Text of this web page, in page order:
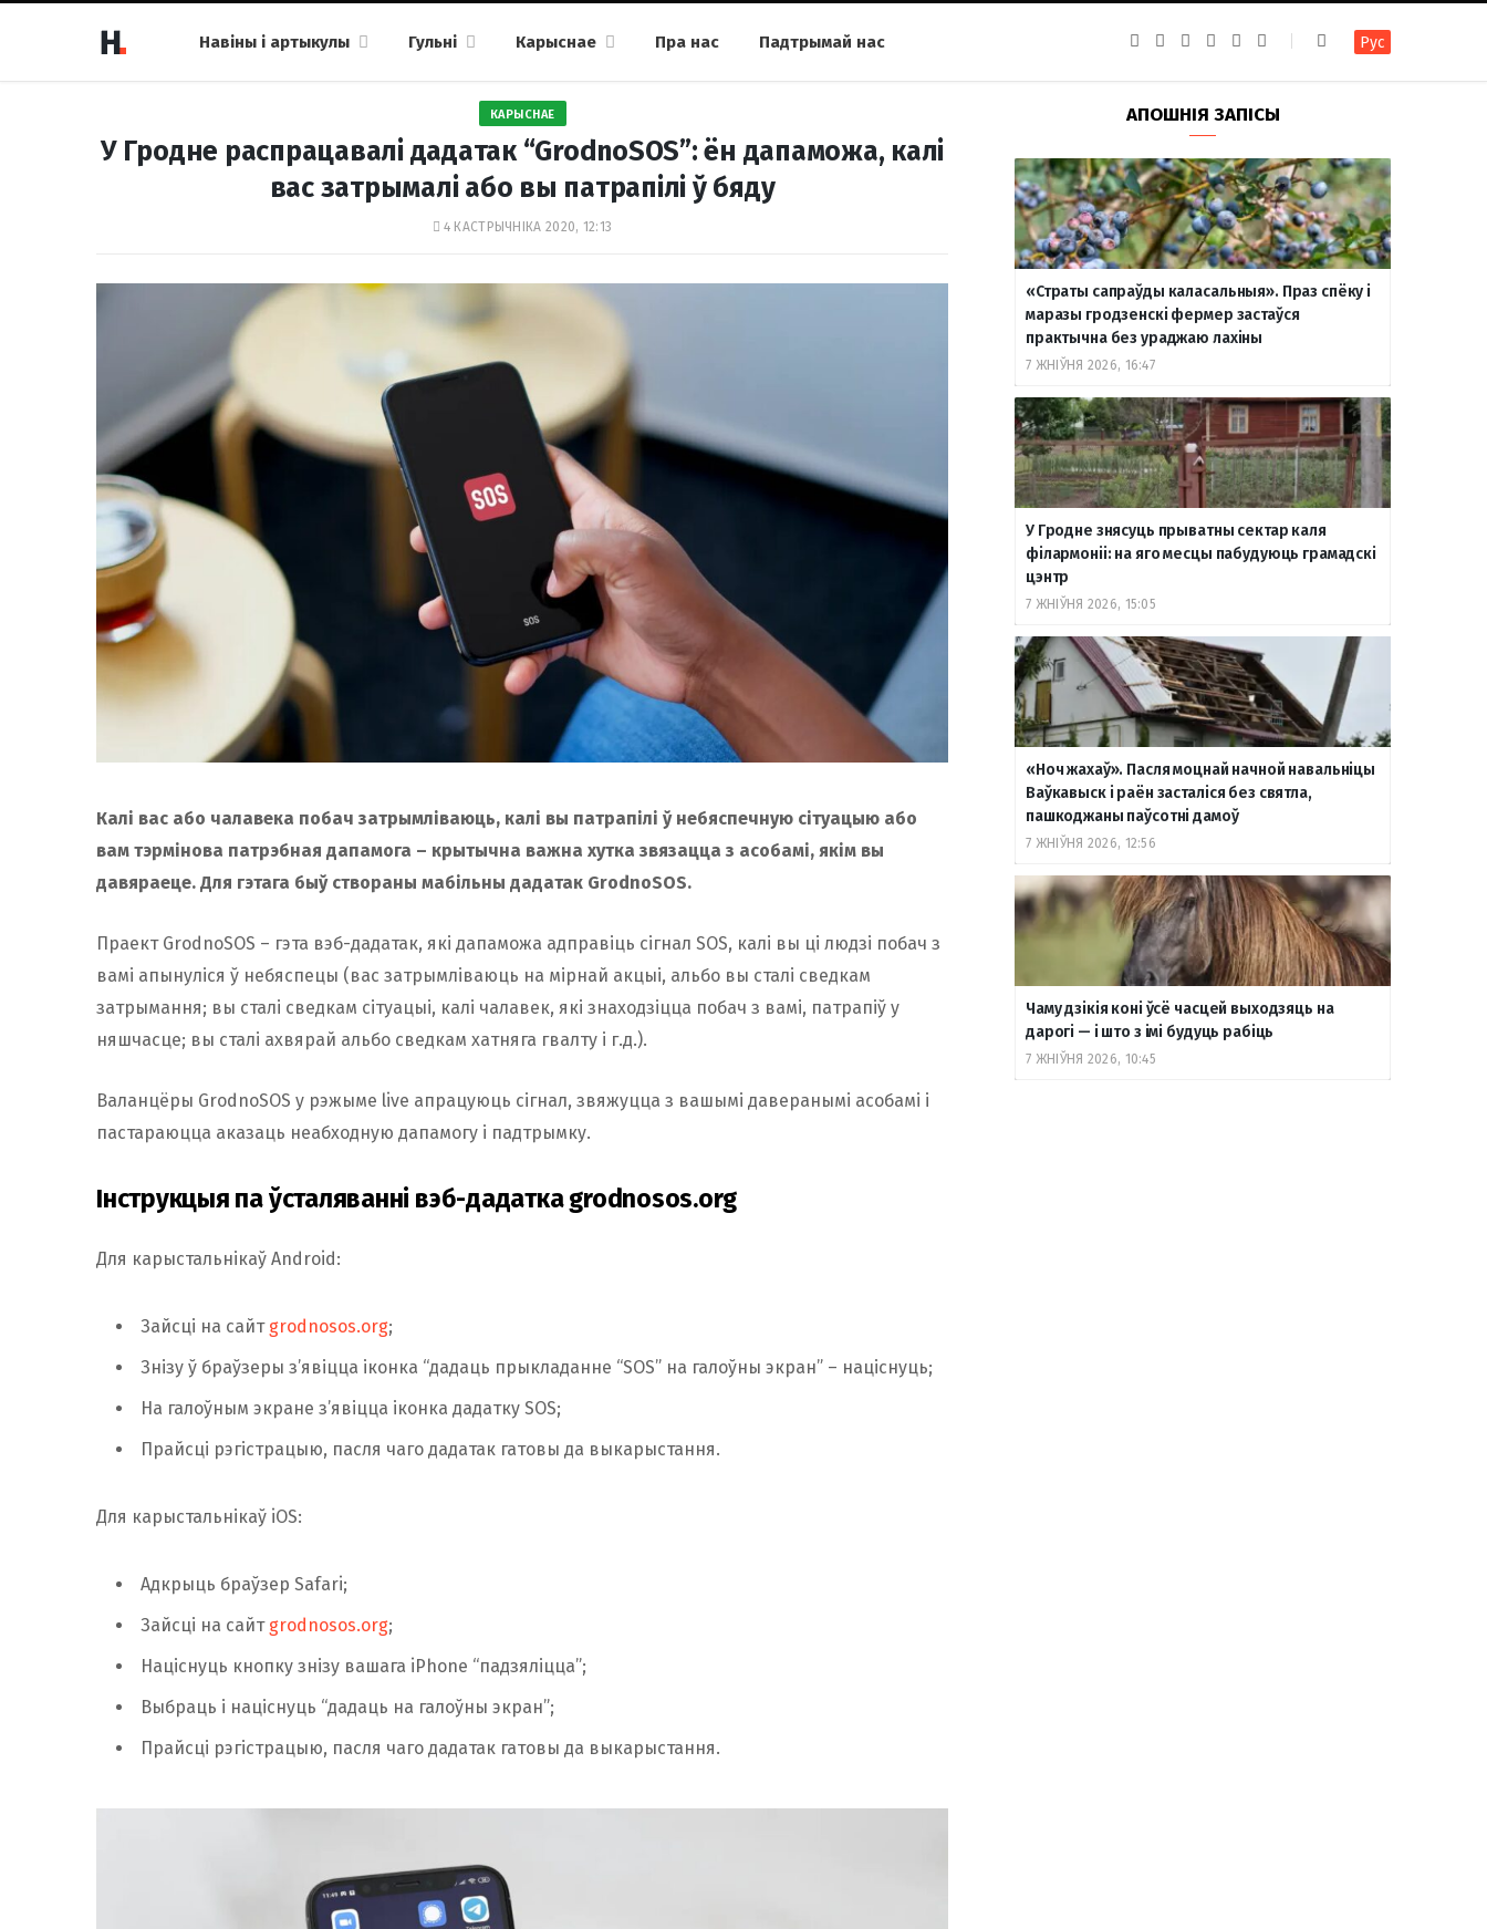
Навіны і артыкулы Гульні Карыснае Пра нас Падтрымай нас
b
o
k
a
g
a
m
g
r
a
m
u
b
т
а
т
е
Рус
КАРЫСНАЕ
У Гродне распрацавалі дадатак “GrodnoSOS”: ён дапаможа, калі
вас затрымалі або вы патрапілі ў бяду
4 КАСТРЫЧНІКА 2020, 12:13
Калі вас або чалавека побач затрымліваюць, калі вы патрапілі ў небяспечную сітуацыю або
вам тэрмінова патрэбная дапамога – крытычна важна хутка звязацца з асобамі, якім вы
давяраеце. Для гэтага быў створаны мабільны дадатак GrodnoSOS.
Праект GrodnoSOS – гэта вэб-дадатак, які дапаможа адправіць сігнал SOS, калі вы ці людзі побач з
вамі апынуліся ў небяспецы (вас затрымліваюць на мірнай акцыі, альбо вы сталі сведкам
затрымання; вы сталі сведкам сітуацыі, калі чалавек, які знаходзіцца побач з вамі, патрапіў у
няшчасце; вы сталі ахвярай альбо сведкам хатняга гвалту і г.д.).
Валанцёры GrodnoSOS у рэжыме live апрацуюць сігнал, звяжуцца з вашымі даверанымі асобамі і
пастараюцца аказаць неабходную дапамогу і падтрымку.
Інструкцыя па ўсталяванні вэб-дадатка grodnosos.org
Для карыстальнікаў Android:
Зайсці на сайт grodnosos.org;
Знізу ў браўзеры з’явіцца іконка “дадаць прыкладанне “SOS” на галоўны экран” – націснуць;
На галоўным экране з’явіцца іконка дадатку SOS;
Прайсці рэгістрацыю, пасля чаго дадатак гатовы да выкарыстання.
Для карыстальнікаў iOS:
Адкрыць браўзер Safari;
Зайсці на сайт grodnosos.org;
Націснуць кнопку знізу вашага iPhone “падзяліцца”;
Выбраць і націснуць “дадаць на галоўны экран”;
Прайсці рэгістрацыю, пасля чаго дадатак гатовы да выкарыстання.
АПОШНІЯ ЗАПІСЫ
«Страты сапраўды каласальныя». Праз спёку і
маразы гродзенскі фермер застаўся
практычна без ураджаю лахіны
7 ЖНІЎНЯ 2026, 16:47
У Гродне знясуць прыватны сектар каля
філармоніі: на яго месцы пабудуюць грамадскі
цэнтр
7 ЖНІЎНЯ 2026, 15:05
«Ноч жахаў». Пасля моцнай начной навальніцы
Ваўкавыск і раён засталіся без святла,
пашкоджаны паўсотні дамоў
7 ЖНІЎНЯ 2026, 12:56
Чаму дзікія коні ўсё часцей выходзяць на
дарогі — і што з імі будуць рабіць
7 ЖНІЎНЯ 2026, 10:45